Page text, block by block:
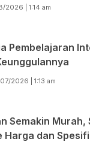
2026 | 1:14 am
Pembelajaran
2026 | 1:13 am
Semakin Murah,
Harga dan